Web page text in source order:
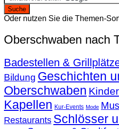
Oder nutzen Sie die Themen-
Oberschwaben nach
Badestellen &
Bildung Geschichten
Oberschwaben Kinder
Kapellen Kur-Events Mode
Restaurants Schlösser